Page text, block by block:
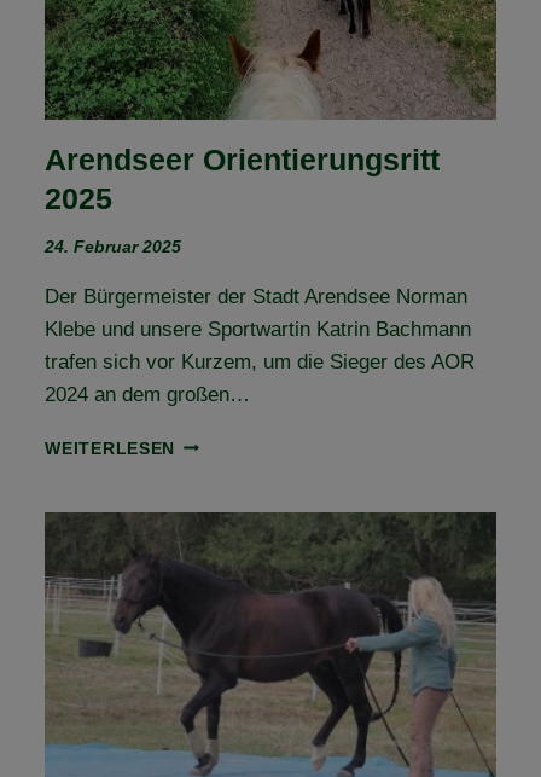
Arendseer Orientierungsritt
2025
24. Februar 2025
Der Bürgermeister der Stadt Arendsee Norman
Klebe und unsere Sportwartin Katrin Bachmann
trafen sich vor Kurzem, um die Sieger des AOR
2024 an dem großen…
WEITERLESEN
ARENDSEER